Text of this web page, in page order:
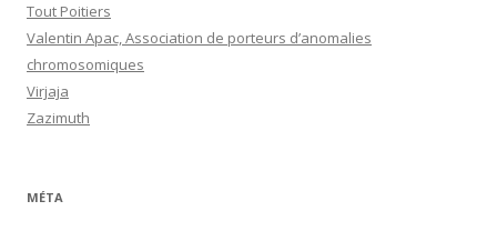
Tout Poitiers
Valentin Apac, Association de porteurs d’anomalies
chromosomiques
Virjaja
Zazimuth
MÉTA